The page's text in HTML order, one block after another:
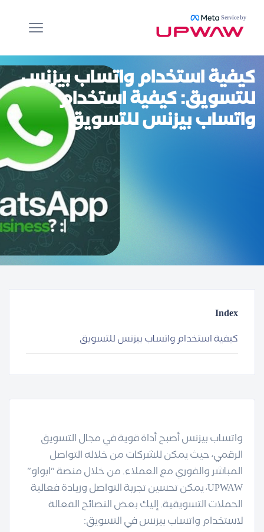
Service by
كيفية استخدام واتساب بيزنس
للتسويق: كيفية استخدام
واتساب بيزنس للتسويق
Index
كيفية استخدام واتساب بيزنس للتسويق
واتساب بيزنس أصبح أداة قوية في مجال التسويق
الرقمي، حيث يمكن للشركات من خلاله التواصل
المباشر والفوري مع العملاء. من خلال منصة "ابواو"
UPWAW، يمكن تحسين تجربة التواصل وزيادة فعالية
الحملات التسويقية. إليك بعض النصائح الفعالة
لاستخدام واتساب بيزنس في التسويق: